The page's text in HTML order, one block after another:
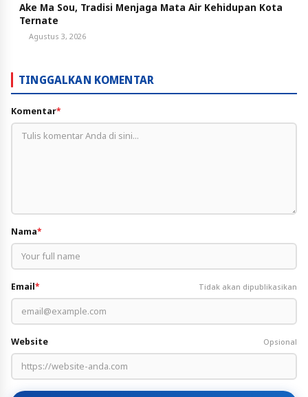
Ake Ma Sou, Tradisi Menjaga Mata Air Kehidupan Kota
Ternate
Agustus 3, 2026
TINGGALKAN KOMENTAR
Komentar*
Nama*
Email* Tidak akan dipublikasikan
Website Opsional